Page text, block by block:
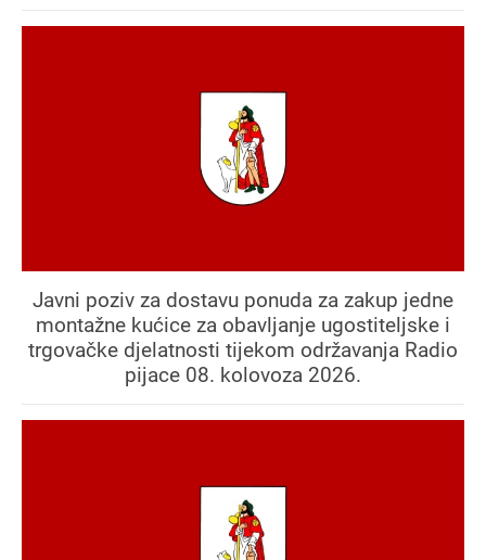
Javni poziv za dostavu ponuda za zakup jedne
montažne kućice za obavljanje ugostiteljske i
trgovačke djelatnosti tijekom održavanja Radio
pijace 08. kolovoza 2026.